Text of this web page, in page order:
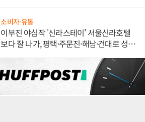
소비자·유통
이부진 야심작 '신라스테이' 서울신라호텔
보다 잘 나가, 평택·주문진·해남·건대로 성